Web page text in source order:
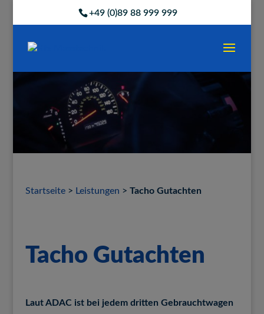
+49 (0)89 88 999 999
Startseite> Leistungen > Tacho Gutachten
Tacho Gutachten
Laut ADAC ist bei jedem dritten Gebrauchtwagen